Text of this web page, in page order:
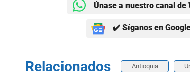
Únase a nuestro canal
✔️ Síganos en
Relacionados Antioquia